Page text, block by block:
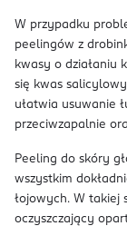
W przypadku
peelingów z
kwasy o działaniu
się kwas
ułatwia usuwanie
przeciwzapalnie
Peeling do skóry
wszystkim
łojowych. W takiej
oczyszczający